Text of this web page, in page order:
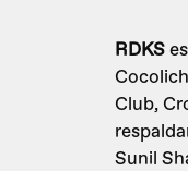
RDKS
Club,
Sunil